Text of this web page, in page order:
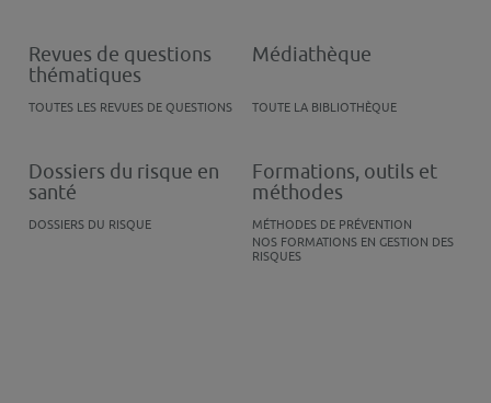
Revues de questions
thématiques
TOUTES LES REVUES DE QUESTIONS
Médiathèque
TOUTE LA BIBLIOTHÈQUE
Dossiers du risque en
santé
DOSSIERS DU RISQUE
Formations, outils et
méthodes
MÉTHODES DE PRÉVENTION
NOS FORMATIONS EN GESTION DES
RISQUES